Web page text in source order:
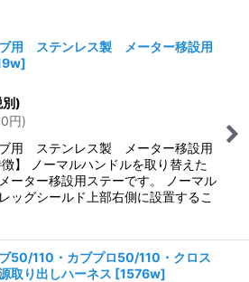
絞り込む
用 ステンレス製 メーター移設用
]
別)
円)
用 ステンレス製 メーター移設用
】 ノーマルハンドルを取り替えた
ーター移設用ステーです。 ノーマル
ッグシールド上部右側に設置するこ
50/110・カブプロ50/110・クロス
取り出しハーネス [1576w]